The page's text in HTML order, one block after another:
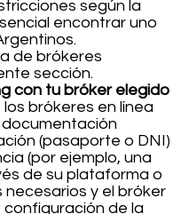
según la
encontrar uno
de brókeres
sección.
con tu bróker elegido
los brókeres en línea
(pasaporte o DNI)
(por ejemplo, una
de su plataforma o
necesarios y el bróker
de la